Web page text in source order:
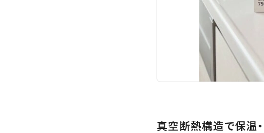
真空断熱構造で保温